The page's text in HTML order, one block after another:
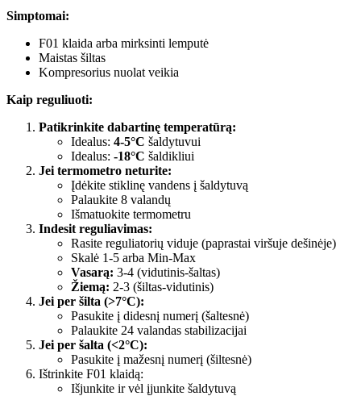
Simptomai:
F01 klaida arba mirksinti lemputė
Maistas šiltas
Kompresorius nuolat veikia
Kaip reguliuoti:
Patikrinkite dabartinę temperatūrą:
Idealus: 4-5°C šaldytuvui
Idealus: -18°C šaldikliui
Jei termometro neturite:
Įdėkite stiklinę vandens į šaldytuvą
Palaukite 8 valandų
Išmatuokite termometru
Indesit reguliavimas:
Rasite reguliatorių viduje (paprastai viršuje dešinėje)
Skalė 1-5 arba Min-Max
Vasarą: 3-4 (vidutinis-šaltas)
Žiemą: 2-3 (šiltas-vidutinis)
Jei per šilta (>7°C):
Pasukite į didesnį numerį (šaltesnė)
Palaukite 24 valandas stabilizacijai
Jei per šalta (<2°C):
Pasukite į mažesnį numerį (šiltesnė)
Ištrinkite F01 klaidą:
Išjunkite ir vėl įjunkite šaldytuvą